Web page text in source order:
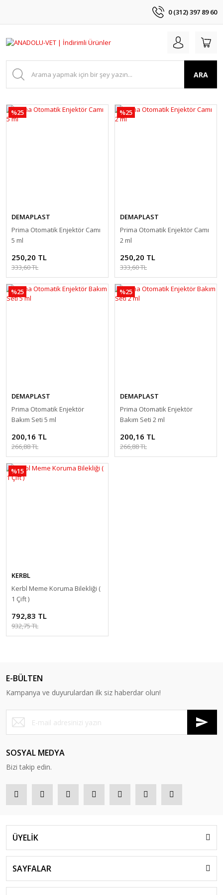
0 (312) 397 89 60
ARA
%25
DEMAPLAST
Prima Otomatik Enjektör Camı
5 ml
250,20 TL
333,60 TL
%25
DEMAPLAST
Prima Otomatik Enjektör Camı
2 ml
250,20 TL
333,60 TL
%25
DEMAPLAST
Prima Otomatik Enjektör
Bakım Seti 5 ml
200,16 TL
266,88 TL
%25
DEMAPLAST
Prima Otomatik Enjektör
Bakım Seti 2 ml
200,16 TL
266,88 TL
%15
KERBL
Kerbl Meme Koruma Bilekliği (
1 Çift )
792,83 TL
932,75 TL
E-BÜLTEN
Kampanya ve duyurulardan ilk siz haberdar olun!
SOSYAL MEDYA
Bizi takip edin.
ÜYELİK
SAYFALAR